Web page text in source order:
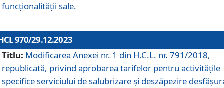
funcționalității sale.
970/29.12.2023
Titlu: Modificarea Anexei nr. 1 din H.C.L. nr. 791/2018,
republicată, privind aprobarea tarifelor pentru activitățile
specifice serviciului de salubrizare și deszăpezire